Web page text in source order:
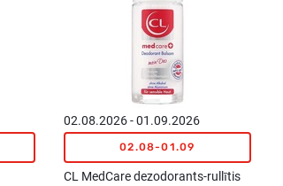
02.08.2026 - 01.09.2026
02.08-01.09
CL MedCare dezodorants-rullītis